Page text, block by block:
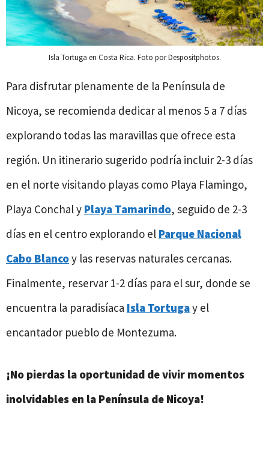
Isla Tortuga en Costa Rica. Foto por Despositphotos.
Para disfrutar plenamente de la Península de
Nicoya, se recomienda dedicar al menos 5 a 7 días
explorando todas las maravillas que ofrece esta
región. Un itinerario sugerido podría incluir 2-3 días
en el norte visitando playas como Playa Flamingo,
Playa Conchal y Playa Tamarindo, seguido de 2-3
días en el centro explorando el Parque Nacional
Cabo Blancoy las reservas naturales cercanas.
Finalmente, reservar 1-2 días para el sur, donde se
encuentra la paradisíaca Isla Tortugay el
encantador pueblo de Montezuma.
¡No pierdas la oportunidad de vivir momentos
inolvidables en la Península de Nicoya!